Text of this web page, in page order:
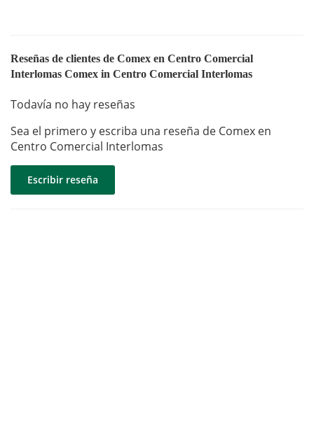
Reseñas de clientes de Comex en Centro Comercial
Interlomas Comex in Centro Comercial Interlomas
Todavía no hay reseñas
Sea el primero y escriba una reseña de Comex en
Centro Comercial Interlomas
Escribir reseña